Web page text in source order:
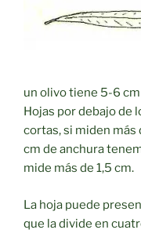
un olivo tiene 5-6
Hojas por debajo de
cortas, si miden más
cm de anchura
mide más de 1,5 cm.
La hoja puede
que la divide en